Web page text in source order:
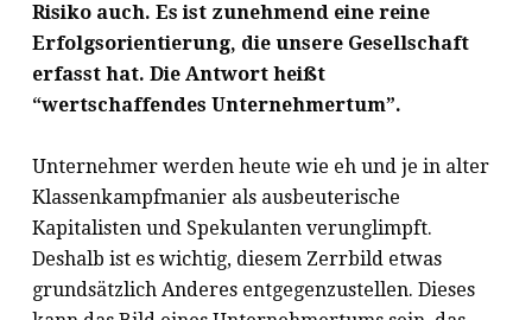
Risiko auch. Es ist zunehmend eine reine
Erfolgsorientierung, die unsere Gesellschaft
erfasst hat. Die Antwort heißt
“wertschaffendes Unternehmertum”.
Unternehmer werden heute wie eh und je in alter
Klassenkampfmanier als ausbeuterische
Kapitalisten und Spekulanten verunglimpft.
Deshalb ist es wichtig, diesem Zerrbild etwas
grundsätzlich Anderes entgegenzustellen. Dieses